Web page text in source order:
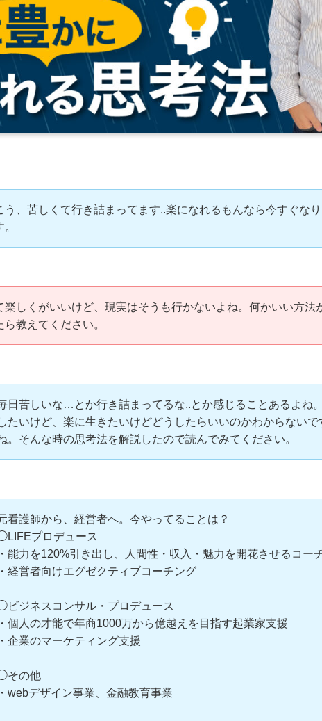
う、苦しくて行き詰まってます..楽になれるもんなら今すぐな
楽しくがいいけど、現実はそうも行かないよね。何かいい方法
ら教えてください。
日苦しいな…とか行き詰まってるな..とか感じることあるよね
たいけど、楽に生きたいけどどうしたらいいのかわからないで
。そんな時の思考法を解説したので読んでみてください。
看護師から、経営者へ。今やってることは？
プロデュース
・能力を120%引き出し、人間性・収入・魅力を開花させるコー
・経営者向けエグゼクティブコーチング
ビジネスコンサル・プロデュース
・個人の才能で年商1000万から億越えを目指す起業家支援
・企業のマーケティング支援
その他
・webデザイン事業、金融教育事業